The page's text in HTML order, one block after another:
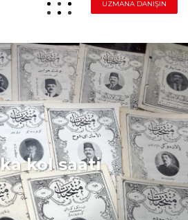
UZMANA DANIŞIN
kol saati